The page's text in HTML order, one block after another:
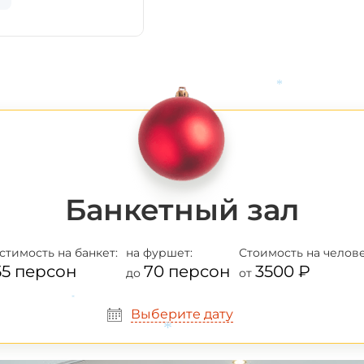
Банкетный зал
на банкет:
персон
на фуршет:
до 70 персон
Стоимостьна
от 3500 ₽
Выберите дату